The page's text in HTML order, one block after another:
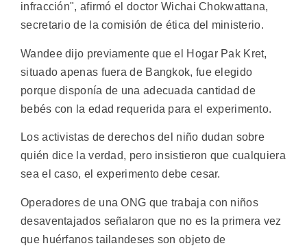
infracción", afirmó el doctor Wichai Chokwattana,
secretario de la comisión de ética del ministerio.
Wandee dijo previamente que el Hogar Pak Kret,
situado apenas fuera de Bangkok, fue elegido
porque disponía de una adecuada cantidad de
bebés con la edad requerida para el experimento.
Los activistas de derechos del niño dudan sobre
quién dice la verdad, pero insistieron que cualquiera
sea el caso, el experimento debe cesar.
Operadores de una ONG que trabaja con niños
desaventajados señalaron que no es la primera vez
que huérfanos tailandeses son objeto de